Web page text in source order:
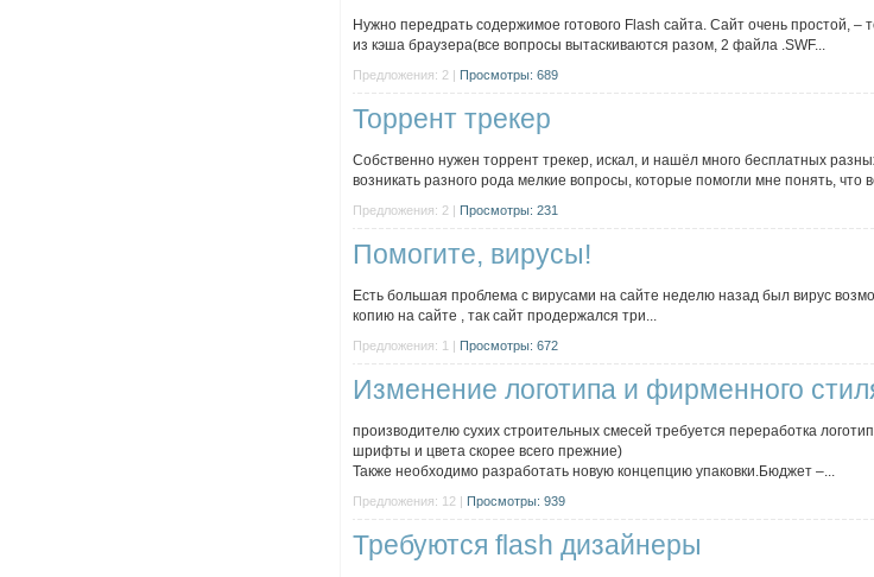
Нужно передрать содержимое готового Flash сайта. Сайт очень простой,
из кэша браузера(все вопросы вытаскиваются разом, 2 файла .SWF...
Предложения: 2 | Просмотры: 689
Торрент трекер
Собственно нужен торрент трекер, искал, и нашёл много бесплатных
возникать разного рода мелкие вопросы, которые помогли мне понять, что
Предложения: 2 | Просмотры: 231
Помогите, вирусы!
Есть большая проблема с вирусами на сайте неделю назад был вирус
копию на сайте , так сайт продержался три...
Предложения: 1 | Просмотры: 672
Изменение логотипа и фирменного
производителю сухих строительных смесей требуется переработка
шрифты и цвета скорее всего прежние)
Также необходимо разработать новую концепцию упаковки.Бюджет –...
Предложения: 12 | Просмотры: 939
Требуются flash дизайнеры